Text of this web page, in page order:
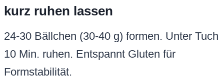
kurz ruhen lassen
24-30 Bällchen (30-40 g) formen. Unter Tuch
10 Min. ruhen. Entspannt Gluten für
Formstabilität.